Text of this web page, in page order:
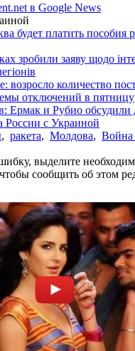
в Google News
будет платить пособия
зробили заяву щодо
возросло количество
отключений в пятницу
Ермак и Рубио обсудили
России с Украиной
, ракета, Молдова, Война
выделите
сообщить об этом